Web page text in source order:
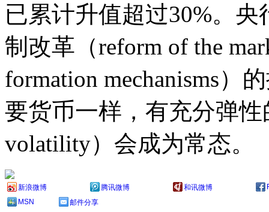
已累计升值超过30%。
制改革（reform of the
formation mechanisms）
要货币一样，有充分弹
volatility）会成为常态。
新浪微博 腾讯微博 和讯微博
MSN
邮件分享